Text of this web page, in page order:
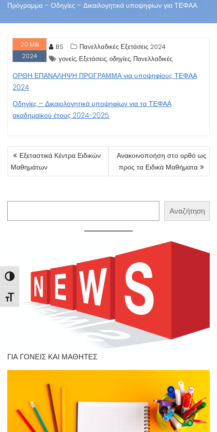
Εναλλαγή Υψηλής Αντίθεσης
Εναλλαγή Μεγέθους Γραμμάτων
Πρόγραμμα – Οδηγίες – Δικαιλογητικά υποψηφίων για ΤΕΦΑΑ
20 Μάι
2024
BS
Πανελλαδικές Εξετάσεις 2024
γονείς, Εξετάσεις, οδηγίες, Πανελλαδικές
ΟΡΘΗ ΕΠΑΝΑΛΗΨΗ ΠΡΟΓΡΑΜΜΑ για υποψηφίους ΤΕΦΑΑ
2024
Οδηγίες – Δικαιολογητικά υποψηφίων για τα ΤΕΦΑΑ
ακαδημαϊκού έτους 2024-2025
ΠΛΟΉΓΗΣΗ
ΆΡΘΡΩΝ
Εξεταστικά Κέντρα Ειδικών
Μαθημάτων
Ανακοινοποήση στο ορθό ως
προς τα Ειδικά Μαθήματα
Αναζήτηση
ΓΙΑ ΓΟΝΕΙΣ ΚΑΙ ΜΑΘΗΤΕΣ